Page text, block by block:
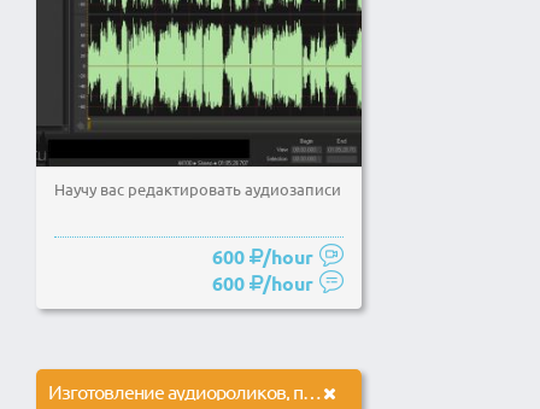
Научу вас редактировать аудиозаписи
600
/hour
600
/hour
Изготовление аудиороликов, программ, оформление эфира. Чистка аудио, сведение, мастеринг.